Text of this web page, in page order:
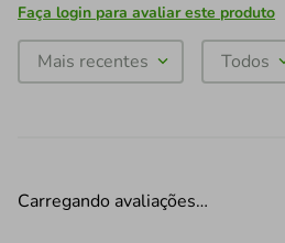
Faça login para avaliar este produto
Mais recentes Todos
Carregando avaliações…